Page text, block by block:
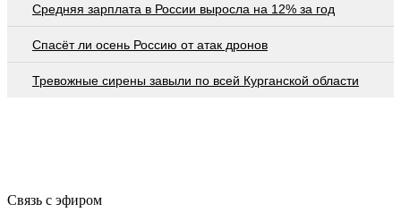
Средняя зарплата в России выросла на 12% за год
Спасёт ли осень Россию от атак дронов
Тревожные сирены завыли по всей Курганской области
Связь с эфиром